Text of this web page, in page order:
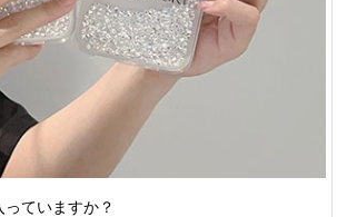
ていますか？